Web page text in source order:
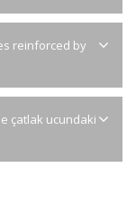
reinforced by
çatlak ucundaki